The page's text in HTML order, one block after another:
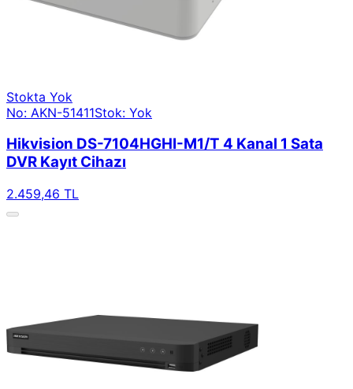
Stokta Yok
No: AKN-51411Stok: Yok
Hikvision DS-7104HGHI-M1/T 4 Kanal 1 Sata
DVR Kayıt Cihazı
2.459,46 TL